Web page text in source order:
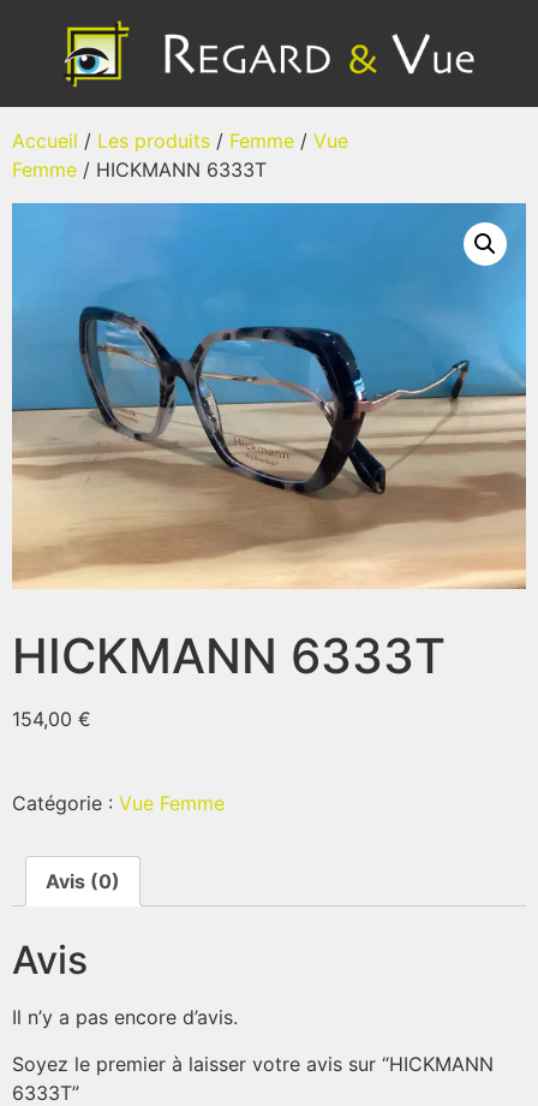
Accueil / Les produits / Femme / Vue
Femme / HICKMANN 6333T
HICKMANN 6333T
154,00 €
Catégorie : Vue Femme
Avis (0)
Avis
Il n’y a pas encore d’avis.
Soyez le premier à laisser votre avis sur “HICKMANN
6333T”